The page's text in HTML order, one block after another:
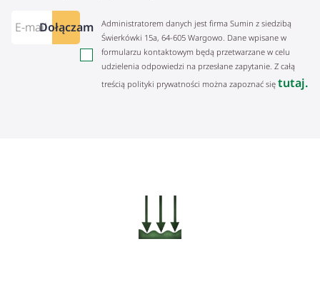
Dołączam
Administratorem danych jest firma Sumin z siedzibą
Świerkówki 15a, 64-605 Wargowo. Dane wpisane w
formularzu kontaktowym będą przetwarzane w celu
udzielenia odpowiedzi na przesłane zapytanie. Z całą
treścią polityki prywatności można zapoznać się tutaj.